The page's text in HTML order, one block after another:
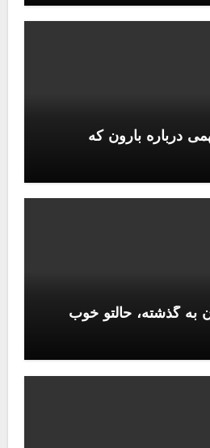
درباره بارون که
به گذشته، حالتو خوب